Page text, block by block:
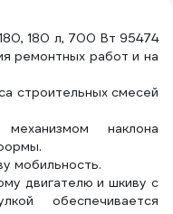
180 л, 700 Вт 95474
ремонтных работ и на
строительных смесей
наклона
мобильность.
двигателю и шкиву с
обеспечивается